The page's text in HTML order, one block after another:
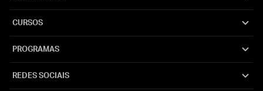
CURSOS
PROGRAMAS
REDES SOCIAIS